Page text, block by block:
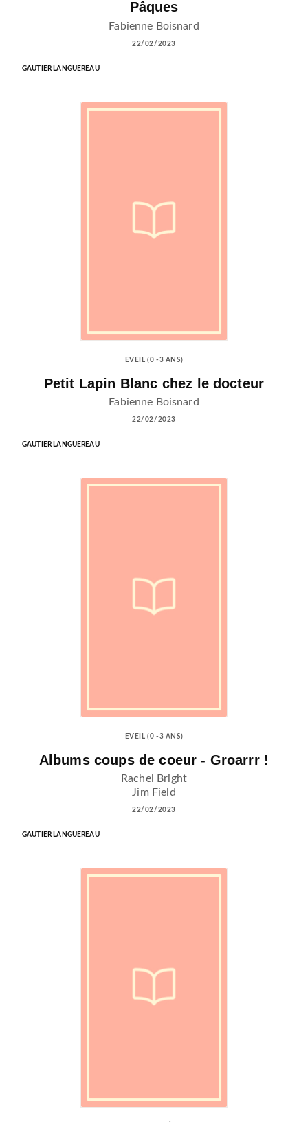
Pâques
Fabienne Boisnard
22/02/2023
GAUTIER LANGUEREAU
EVEIL (0 -3 ANS)
Petit Lapin Blanc chez le docteur
Fabienne Boisnard
22/02/2023
GAUTIER LANGUEREAU
EVEIL (0 -3 ANS)
Albums coups de coeur - Groarrr !
Rachel Bright
Jim Field
22/02/2023
GAUTIER LANGUEREAU